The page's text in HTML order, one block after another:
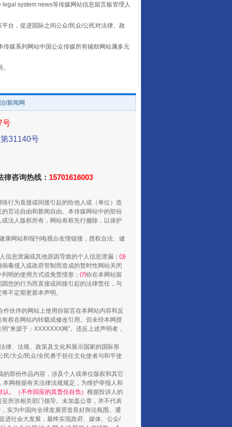
“谁都不怕”的他落马了
用生命托举生命
system news等传媒网站信息留言板管理人
台，促进国际之间公众/民众/公民对法律、政
媒系列网站中国公众传媒所有辅助网站属多元
/新闻网
号
31140号
咨询热线： 15701616003
行为直接或间接引起的给他人或（单位）造
言论自由和新闻自由。本传媒网站中的部份
法人版权所有，网站有权先行撤除，以保护
康网站和报刊电视台友情链接，授权合法、健
信息泄漏或其他原因导致的个人信息泄漏； ⑶
毒侵入或政府管制而造成的暂时性网站关闭
明的使用方式或免责情形； ⑺你在本网站留
您的行为而直接或间接引起的法律责任，与
不定期更新本声明。
伙伴的网站上使用你留言在本网站内容和反
权在网站内转载或修改引用。但未经本网授
“来源于：XXXXXXX网”。违反上述声明者，
律、法规、政策及文化和展示国家的国际形
/大众/民众/全民勇于担任文化使者与和平使
部份作品内容，涉及个人或单位版权和其它
网根据有关法律法规规定，为维护举报人和
。（不作回应的其责任自负） 根据投诉人的
所涉相关部门领导。未加盖公章，并不代表
实为中国向全球发展营造良好舆论氛围。通
进社会大发展，最终实现政府、媒体、公众/